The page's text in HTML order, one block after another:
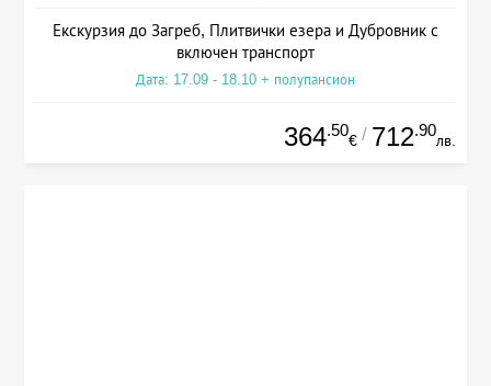
Екскурзия до Загреб, Плитвички езера и Дубровник с
включен транспорт
Дата: 17.09 - 18.10 + полупансион
364.50
€ / 712.90
лв.